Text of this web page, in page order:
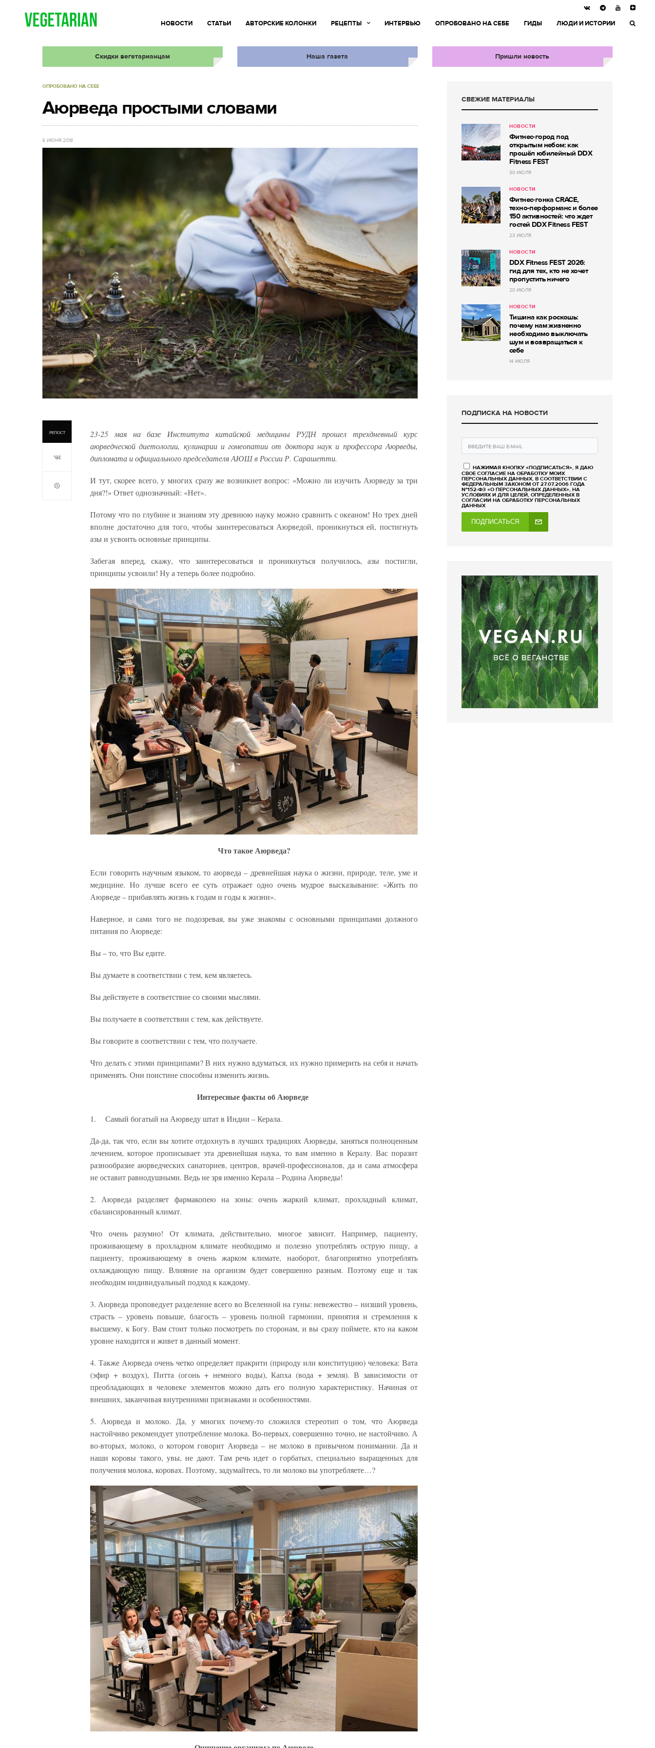
НОВОСТИ СТАТЬИ АВТОРСКИЕ КОЛОНКИ РЕЦЕПТЫ ИНТЕРВЬЮ ОПРОБОВАНО НА СЕБЕ ГИДЫ ЛЮДИ И ИСТОРИИ
Скидки вегетарианцам Наша газета Пришли новость
ОПРОБОВАНО НА СЕБЕ
Аюрведа простыми словами
6 ИЮНЯ 2018
РЕПОСТ
23-25 мая на базе Института китайской медицины РУДН прошел трехдневный курс
аюрведческой диетологии, кулинарии и гомеопатии от доктора наук и профессора Аюрведы,
дипломата и официального председателя АЮШ в России Р. Сарашетти.
И тут, скорее всего, у многих сразу же возникнет вопрос: «Можно ли изучить Аюрведу за три
дня?!» Ответ однозначный: «Нет».
Потому что по глубине и знаниям эту древнюю науку можно сравнить с океаном! Но трех дней
вполне достаточно для того, чтобы заинтересоваться Аюрведой, проникнуться ей, постигнуть
азы и усвоить основные принципы.
Забегая вперед, скажу, что заинтересоваться и проникнуться получилось, азы постигли,
принципы усвоили! Ну а теперь более подробно.
Что такое Аюрведа?
Если говорить научным языком, то аюрведа – древнейшая наука о жизни, природе, теле, уме и
медицине. Но лучше всего ее суть отражает одно очень мудрое высказывание: «Жить по
Аюрведе – прибавлять жизнь к годам и годы к жизни».
Наверное, и сами того не подозревая, вы уже знакомы с основными принципами должного
питания по Аюрведе:
Вы – то, что Вы едите.
Вы думаете в соответствии с тем, кем являетесь.
Вы действуете в соответствие со своими мыслями.
Вы получаете в соответствии с тем, как действуете.
Вы говорите в соответствии с тем, что получаете.
Что делать с этими принципами? В них нужно вдуматься, их нужно примерить на себя и начать
применять. Они поистине способны изменить жизнь.
Интересные факты об Аюрведе
1. Самый богатый на Аюрведу штат в Индии – Керала.
Да-да, так что, если вы хотите отдохнуть в лучших традициях Аюрведы, заняться полноценным
лечением, которое прописывает эта древнейшая наука, то вам именно в Кералу. Вас поразит
разнообразие аюрведческих санаториев, центров, врачей-профессионалов, да и сама атмосфера
не оставит равнодушными. Ведь не зря именно Керала – Родина Аюрведы!
2. Аюрведа разделяет фармакопею на зоны: очень жаркий климат, прохладный климат,
сбалансированный климат.
Что очень разумно! От климата, действительно, многое зависит. Например, пациенту,
проживающему в прохладном климате необходимо и полезно употреблять острую пищу, а
пациенту, проживающему в очень жарком климате, наоборот, благоприятно употреблять
охлаждающую пищу. Влияние на организм будет совершенно разным. Поэтому еще и так
необходим индивидуальный подход к каждому.
3. Аюрведа проповедует разделение всего во Вселенной на гуны: невежество – низший уровень,
страсть – уровень повыше, благость – уровень полной гармонии, принятия и стремления к
высшему, к Богу. Вам стоит только посмотреть по сторонам, и вы сразу поймете, кто на каком
уровне находится и живет в данный момент.
4. Также Аюрведа очень четко определяет пракрити (природу или конституцию) человека: Вата
(эфир + воздух), Питта (огонь + немного воды), Капха (вода + земля). В зависимости от
преобладающих в человеке элементов можно дать его полную характеристику. Начиная от
внешних, заканчивая внутренними признаками и особенностями.
5. Аюрведа и молоко. Да, у многих почему-то сложился стереотип о том, что Аюрведа
настойчиво рекомендует употребление молока. Во-первых, совершенно точно, не настойчиво. А
во-вторых, молоко, о котором говорит Аюрведа – не молоко в привычном понимании. Да и
наши коровы такого, увы, не дают. Там речь идет о горбатых, специально выращенных для
получения молока, коровах. Поэтому, задумайтесь, то ли молоко вы употребляете…?
СВЕЖИЕ МАТЕРИАЛЫ
НОВОСТИ
Фитнес-город под
открытым небом: как
прошёл юбилейный DDX
Fitness FEST
30 ИЮЛЯ
НОВОСТИ
Фитнес-гонка CRACE,
техно-перформанс и более
150 активностей: что ждет
гостей DDX Fitness FEST
23 ИЮЛЯ
НОВОСТИ
DDX Fitness FEST 2026:
гид для тех, кто не хочет
пропустить ничего
20 ИЮЛЯ
НОВОСТИ
Тишина как роскошь:
почему нам жизненно
необходимо выключать
шум и возвращаться к
себе
14 ИЮЛЯ
ПОДПИСКА НА НОВОСТИ
НАЖИМАЯ КНОПКУ «ПОДПИСАТЬСЯ», Я ДАЮ
СВОЕ СОГЛАСИЕ НА ОБРАБОТКУ МОИХ
ПЕРСОНАЛЬНЫХ ДАННЫХ, В СООТВЕТСТВИИ С
ФЕДЕРАЛЬНЫМ ЗАКОНОМ ОТ 27.07.2006 ГОДА
№152-ФЗ «О ПЕРСОНАЛЬНЫХ ДАННЫХ», НА
УСЛОВИЯХ И ДЛЯ ЦЕЛЕЙ, ОПРЕДЕЛЕННЫХ В
СОГЛАСИИ НА ОБРАБОТКУ ПЕРСОНАЛЬНЫХ
ДАННЫХ
ПОДПИСАТЬСЯ